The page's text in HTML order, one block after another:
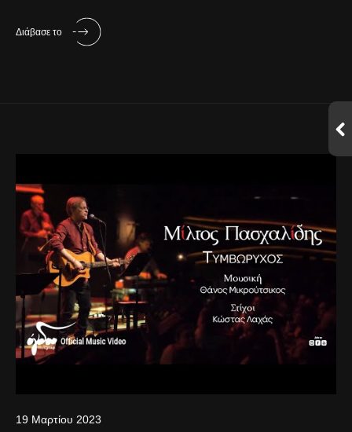
Διάβασε το
19 Μαρτίου 2023